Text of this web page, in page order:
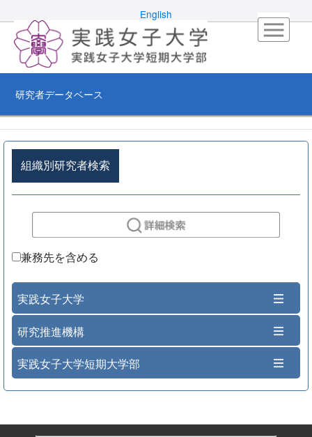
English
研究者データベース
組織別研究者検索
兼務先を含める
実践女子大学
研究推進機構
実践女子大学短期大学部